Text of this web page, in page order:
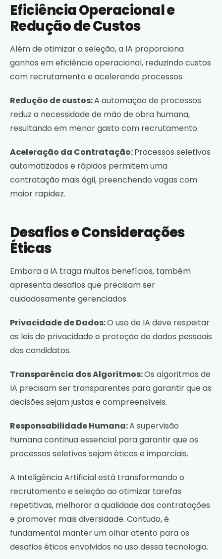
Eficiência Operacional e
Redução de Custos
Além de otimizar a seleção, a IA proporciona
ganhos em eficiência operacional, reduzindo custos
com recrutamento e acelerando processos.
Redução de custos:A automação de processos
reduz a necessidade de mão de obra humana,
resultando em menor gasto com recrutamento.
Aceleração da Contratação:Processos seletivos
automatizados e rápidos permitem uma
contratação mais ágil, preenchendo vagas com
maior rapidez.
Desafios e Considerações
Éticas
Embora a IA traga muitos benefícios, também
apresenta desafios que precisam ser
cuidadosamente gerenciados.
Privacidade de Dados:O uso de IA deve respeitar
as leis de privacidade e proteção de dados pessoais
dos candidatos.
Transparência dos Algoritmos:Os algoritmos de
IA precisam ser transparentes para garantir que as
decisões sejam justas e compreensíveis.
Responsabilidade Humana:A supervisão
humana continua essencial para garantir que os
processos seletivos sejam éticos e imparciais.
A Inteligência Artificial está transformando o
recrutamento e seleção ao otimizar tarefas
repetitivas, melhorar a qualidade das contratações
e promover mais diversidade. Contudo, é
fundamental manter um olhar atento para os
desafios éticos envolvidos no uso dessa tecnologia.